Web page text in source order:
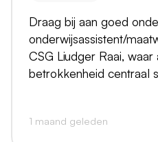
Draag bij aan goed
onderwijsassistent/
CSG Liudger Raai, waar
betrokkenheid centraal
1 maand geleden